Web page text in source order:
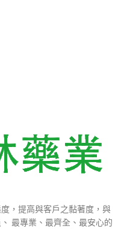
，提高與客戶之黏著度，與
最專業、最齊全、最安心的